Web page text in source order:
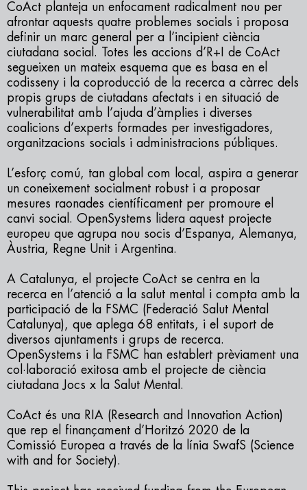
CoAct planteja un enfocament radicalment nou per
afrontar aquests quatre problemes socials i proposa
definir un marc general per a l’incipient ciència
ciutadana social. Totes les accions d’R+I de CoAct
segueixen un mateix esquema que es basa en el
codisseny i la coproducció de la recerca a càrrec dels
propis grups de ciutadans afectats i en situació de
vulnerabilitat amb l’ajuda d’àmplies i diverses
coalicions d’experts formades per investigadores,
organitzacions socials i administracions públiques.
L’esforç comú, tan global com local, aspira a generar
un coneixement socialment robust i a proposar
mesures raonades científicament per promoure el
canvi social. OpenSystems lidera aquest projecte
europeu que agrupa nou socis d’Espanya, Alemanya,
Àustria, Regne Unit i Argentina.
A Catalunya, el projecte CoAct se centra en la
recerca en l’atenció a la salut mental i compta amb la
participació de la FSMC (Federació Salut Mental
Catalunya), que aplega 68 entitats, i el suport de
diversos ajuntaments i grups de recerca.
OpenSystems i la FSMC han establert prèviament una
col·laboració exitosa amb el projecte de ciència
ciutadana Jocs x la Salut Mental.
CoAct és una RIA (Research and Innovation Action)
que rep el finançament d’Horitzó 2020 de la
Comissió Europea a través de la línia SwafS (Science
with and for Society).